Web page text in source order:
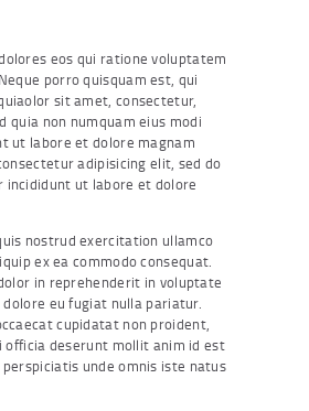
eos qui ratione voluptatem
porro quisquam est, qui
sit amet, consectetur,
quia non numquam eius modi
ut labore et dolore magnam
adipisicing elit, sed do
incididunt ut labore et dolore
nostrud exercitation ullamco
ex ea commodo consequat.
in reprehenderit in voluptate
eu fugiat nulla pariatur.
cupidatat non proident,
officia deserunt mollit anim id est
unde omnis iste natus